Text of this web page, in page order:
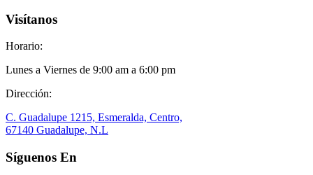
Visítanos
Horario:
Lunes a Viernes de 9:00 am a 6:00 pm
Dirección:
C. Guadalupe 1215, Esmeralda, Centro,
67140 Guadalupe, N.L
Síguenos En